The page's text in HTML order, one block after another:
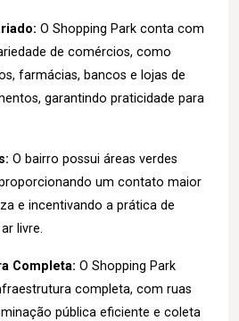
O Shopping Park conta com
de comércios, como
farmácias, bancos e lojas de
garantindo praticidade para
O bairro possui áreas verdes
um contato maior
e incentivando a prática de
livre.
Completa: O Shopping Park
completa, com ruas
pública eficiente e coleta